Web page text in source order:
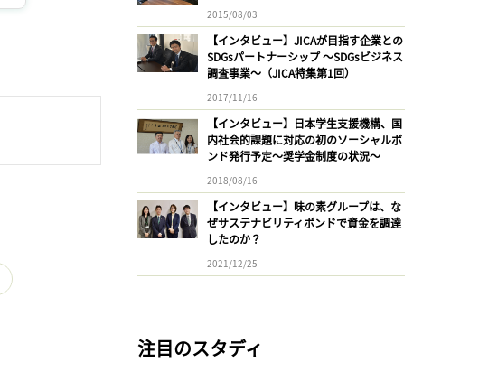
2015/08/03
【インタビュー】JICAが目指す企業との
SDGsパートナーシップ 〜SDGsビジネス
調査事業〜（JICA特集第1回）
2017/11/16
【インタビュー】日本学生支援機構、国
内社会的課題に対応の初のソーシャルボ
ンド発行予定〜奨学金制度の状況〜
2018/08/16
【インタビュー】味の素グループは、な
ぜサステナビリティボンドで資金を調達
したのか？
2021/12/25
注目のスタディ